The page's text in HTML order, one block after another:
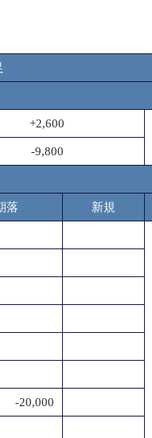
+2,600
-9,800
落 新規
-20,000